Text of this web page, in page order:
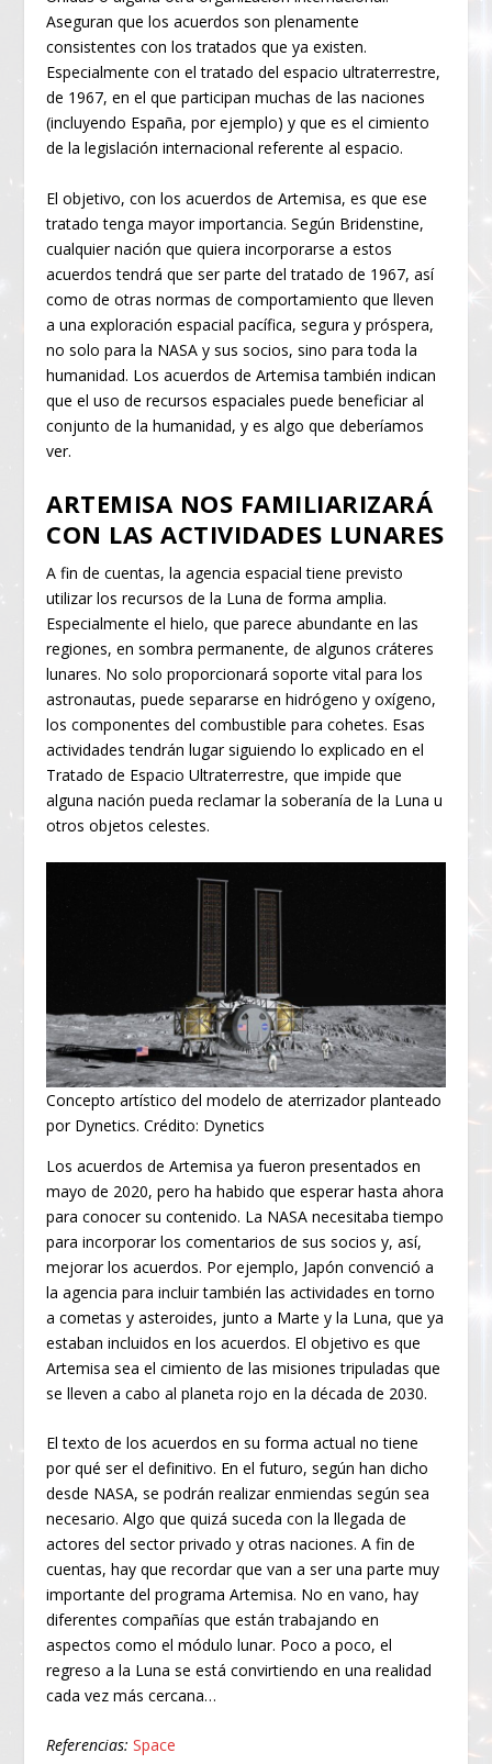
Aseguran que los acuerdos son plenamente
consistentes con los tratados que ya existen.
Especialmente con el tratado del espacio ultraterrestre,
de 1967, en el que participan muchas de las naciones
(incluyendo España, por ejemplo) y que es el cimiento
de la legislación internacional referente al espacio.
El objetivo, con los acuerdos de Artemisa, es que ese
tratado tenga mayor importancia. Según Bridenstine,
cualquier nación que quiera incorporarse a estos
acuerdos tendrá que ser parte del tratado de 1967, así
como de otras normas de comportamiento que lleven
a una exploración espacial pacífica, segura y próspera,
no solo para la NASA y sus socios, sino para toda la
humanidad. Los acuerdos de Artemisa también indican
que el uso de recursos espaciales puede beneficiar al
conjunto de la humanidad, y es algo que deberíamos
ver.
ARTEMISA NOS FAMILIARIZARÁ
CON LAS ACTIVIDADES LUNARES
A fin de cuentas, la agencia espacial tiene previsto
utilizar los recursos de la Luna de forma amplia.
Especialmente el hielo, que parece abundante en las
regiones, en sombra permanente, de algunos cráteres
lunares. No solo proporcionará soporte vital para los
astronautas, puede separarse en hidrógeno y oxígeno,
los componentes del combustible para cohetes. Esas
actividades tendrán lugar siguiendo lo explicado en el
Tratado de Espacio Ultraterrestre, que impide que
alguna nación pueda reclamar la soberanía de la Luna u
otros objetos celestes.
Concepto artístico del modelo de aterrizador planteado
por Dynetics. Crédito: Dynetics
Los acuerdos de Artemisa ya fueron presentados en
mayo de 2020, pero ha habido que esperar hasta ahora
para conocer su contenido. La NASA necesitaba tiempo
para incorporar los comentarios de sus socios y, así,
mejorar los acuerdos. Por ejemplo, Japón convenció a
la agencia para incluir también las actividades en torno
a cometas y asteroides, junto a Marte y la Luna, que ya
estaban incluidos en los acuerdos. El objetivo es que
Artemisa sea el cimiento de las misiones tripuladas que
se lleven a cabo al planeta rojo en la década de 2030.
El texto de los acuerdos en su forma actual no tiene
por qué ser el definitivo. En el futuro, según han dicho
desde NASA, se podrán realizar enmiendas según sea
necesario. Algo que quizá suceda con la llegada de
actores del sector privado y otras naciones. A fin de
cuentas, hay que recordar que van a ser una parte muy
importante del programa Artemisa. No en vano, hay
diferentes compañías que están trabajando en
aspectos como el módulo lunar. Poco a poco, el
regreso a la Luna se está convirtiendo en una realidad
cada vez más cercana…
Referencias: Space